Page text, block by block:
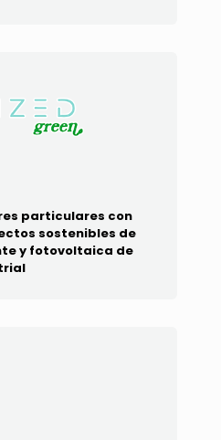
particulares con
sostenibles de
y fotovoltaica de